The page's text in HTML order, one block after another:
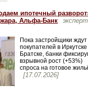
ипотечный
Альфа-Банк
Пока застройщики ждут
покупателей в
Братске, банки
взрывной рост (+53%)
спроса на готовое
[17.07.2026]